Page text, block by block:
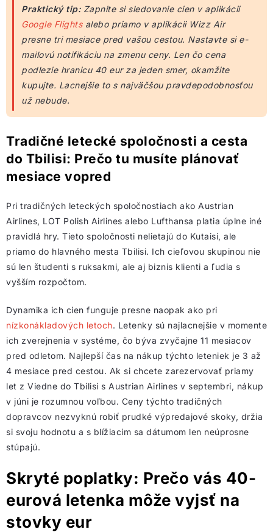
Praktický tip:Zapnite si sledovanie cien v aplikácii
Google Flightsalebo priamo v aplikácii Wizz Air
presne tri mesiace pred vašou cestou. Nastavte si e-
mailovú notifikáciu na zmenu ceny. Len čo cena
podlezie hranicu 40 eur za jeden smer, okamžite
kupujte. Lacnejšie to s najväčšou pravdepodobnosťou
už nebude.
Tradičné letecké spoločnosti a cesta
do Tbilisi: Prečo tu musíte plánovať
mesiace vopred
Pri tradičných leteckých spoločnostiach ako Austrian
Airlines, LOT Polish Airlines alebo Lufthansa platia úplne iné
pravidlá hry. Tieto spoločnosti nelietajú do Kutaisi, ale
priamo do hlavného mesta Tbilisi. Ich cieľovou skupinou nie
sú len študenti s ruksakmi, ale aj biznis klienti a ľudia s
vyšším rozpočtom.
Dynamika ich cien funguje presne naopak ako pri
nízkonákladových letoch. Letenky sú najlacnejšie v momente
ich zverejnenia v systéme, čo býva zvyčajne 11 mesiacov
pred odletom. Najlepší čas na nákup týchto leteniek je 3 až
4 mesiace pred cestou. Ak si chcete zarezervovať priamy
let z Viedne do Tbilisi s Austrian Airlines v septembri, nákup
v júni je rozumnou voľbou. Ceny týchto tradičných
dopravcov nezvyknú robiť prudké výpredajové skoky, držia
si svoju hodnotu a s blížiacim sa dátumom len neúprosne
stúpajú.
Skryté poplatky: Prečo vás 40-
eurová letenka môže vyjsť na
stovky eur